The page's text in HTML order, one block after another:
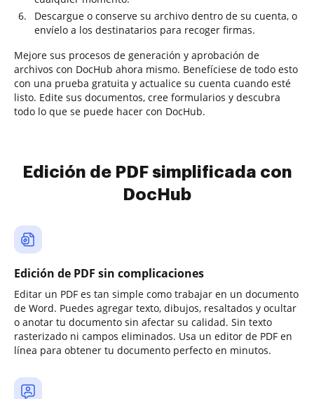
Descargue o conserve su archivo dentro de su cuenta, o
envíelo a los destinatarios para recoger firmas.
Mejore sus procesos de generación y aprobación de
archivos con DocHub ahora mismo. Benefíciese de todo esto
con una prueba gratuita y actualice su cuenta cuando esté
listo. Edite sus documentos, cree formularios y descubra
todo lo que se puede hacer con DocHub.
Edición de PDF simplificada con
DocHub
Edición de PDF sin complicaciones
Editar un PDF es tan simple como trabajar en un documento
de Word. Puedes agregar texto, dibujos, resaltados y ocultar
o anotar tu documento sin afectar su calidad. Sin texto
rasterizado ni campos eliminados. Usa un editor de PDF en
línea para obtener tu documento perfecto en minutos.